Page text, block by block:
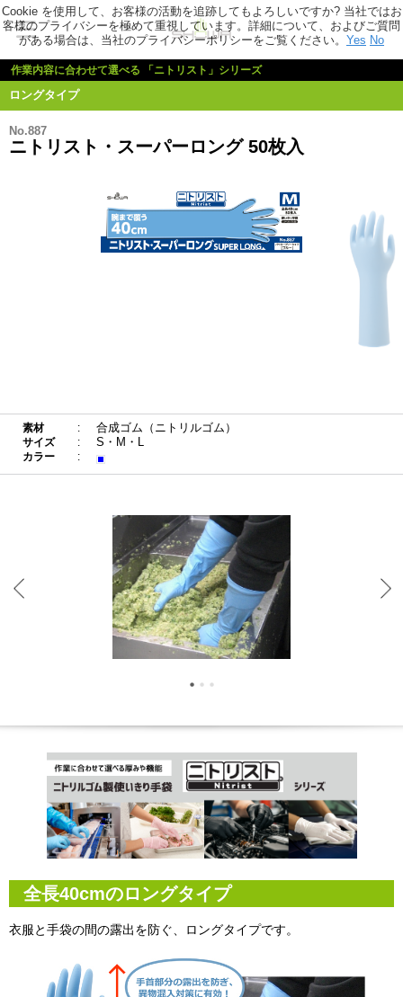
作業内容に合わせて選べる 「ニトリスト」シリーズ
ロングタイプ
No.887
ニトリスト・スーパーロング 50枚入
素材 合成ゴム（ニトリルゴム）
サイズ S・M・L
カラー
全長40cmのロングタイプ
衣服と手袋の間の露出を防ぐ、ロングタイプです。
Cookie を使用して、お客様の活動を追跡してもよろしいですか? 当社ではお
客様のプライバシーを極めて重視しています。詳細について、およびご質問
がある場合は、当社のプライバシーポリシーをご覧ください。 Yes No